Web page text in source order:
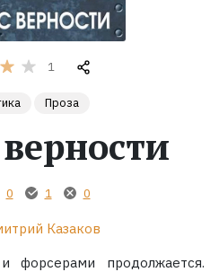
1
Проза
0 1 0
Казаков
продолжается.